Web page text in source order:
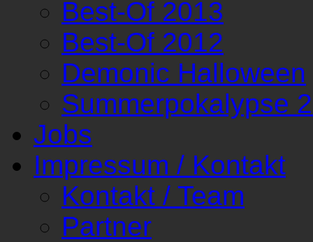
Best-Of 2013
Best-Of 2012
Demonic Halloween
Summerpokalypse
Jobs
Impressum / Kontakt
Kontakt / Team
Partner